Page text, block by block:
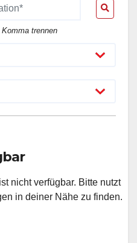
trennen
nicht verfügbar. Bitte nutzt
in deiner Nähe zu finden.